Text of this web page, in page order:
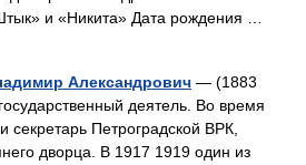
и «Никита» Дата рождения …
Александрович — (1883
деятель. Во время
секретарь Петроградской ВРК,
дворца. В 1917 1919 один из